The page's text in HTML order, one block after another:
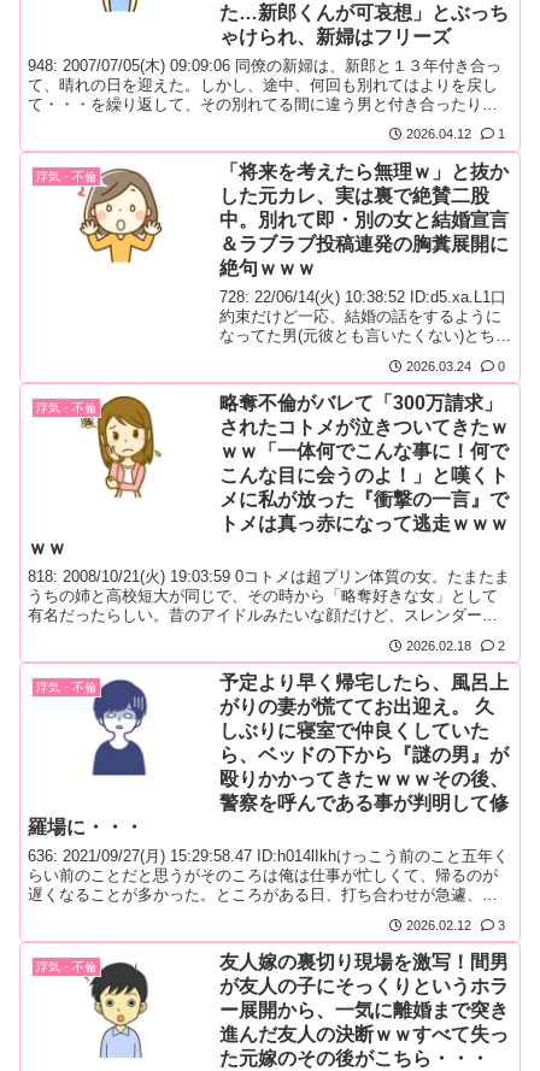
た…新郎くんが可哀想」とぶっち
ゃけられ、新婦はフリーズ
948: 2007/07/05(木) 09:09:06 同僚の新婦は、新郎と１３年付き合っ
て、晴れの日を迎えた。しかし、途中、何回も別れてはよりを戻し
て・・・を繰り返して、その別れてる間に違う男と付き合ったり、
二股の期間があったり。まぁここまではありがちなんだけど。新婦
は、職場の上司（既婚）と不倫関係にあり、私たち同僚には周知の
事実だった。（本人はひた隠しだったが）１３年付き合...
2026.04.12 1
浮気・不倫
「将来を考えたら無理ｗ」と抜か
した元カレ、実は裏で絶賛二股
中。別れて即・別の女と結婚宣言
＆ラブラブ投稿連発の胸糞展開に
絶句ｗｗｗ
728: 22/06/14(火) 10:38:52 ID:d5.xa.L1口
約束だけど一応、結婚の話をするように
なってた男(元彼とも言いたくない)とちょ
はないけど、いざ将来を考えたら一緒に
いるのは無理だと思った。嫌いじゃない
けど結婚するのは違うと思う｣みたいなこ
とを言われ、すがっちゃったけど気持ち
は変わらないとキッパリ言ってくるから
本気なん...
2026.03.24 0
浮気・不倫
略奪不倫がバレて「300万請求」
されたコトメが泣きついてきたｗ
ｗｗ「一体何でこんな事に！何で
こんな目に会うのよ！」と嘆くト
メに私が放った『衝撃の一言』で
トメは真っ赤になって逃走ｗｗｗ
ｗｗ
818: 2008/10/21(火) 19:03:59 0コトメは超プリン体質の女。たまたま
うちの姉と高校短大が同じで、その時から「略奪好きな女」として
有名だったらしい。昔のアイドルみたいな顔だけど、スレンダーな
う。そのコトメ、就職してからも次々と男を変えていたが、やっぱ
りと言うか何と言うか相手のほとんどは既婚者だった...
2026.02.18 2
浮気・不倫
予定より早く帰宅したら、風呂上
がりの妻が慌ててお出迎え。 久
しぶりに寝室で仲良くしていた
ら、ベッドの下から『謎の男』が
殴りかかってきたｗｗｗその後、
警察を呼んである事が判明して修
羅場に・・・
636: 2021/09/27(月) 15:29:58.47 ID:h014lIkhけっこう前のこと五年く
らい前のことだと思うがそのころは俺は仕事が忙しくて、帰るのが
遅くなることが多かった。ところがある日、打ち合わせが急遽、先
い。それなら仕方ないと、後日改めてということになり。その日は
予定が無くなったことで早めに戻る事...
2026.02.12 3
浮気・不倫
友人嫁の裏切り現場を激写！間男
が友人の子にそっくりというホラ
ー展開から、一気に離婚まで突き
進んだ友人の決断ｗｗすべて失っ
た元嫁のその後がこちら・・・